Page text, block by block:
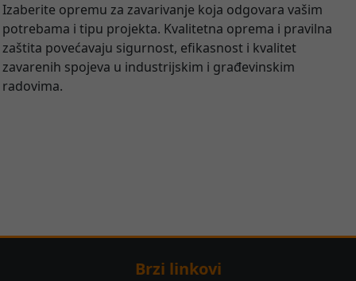
Izaberite opremu za zavarivanje koja odgovara vašim
potrebama i tipu projekta. Kvalitetna oprema i pravilna
zaštita povećavaju sigurnost, efikasnost i kvalitet
zavarenih spojeva u industrijskim i građevinskim
radovima.
Brzi linkovi